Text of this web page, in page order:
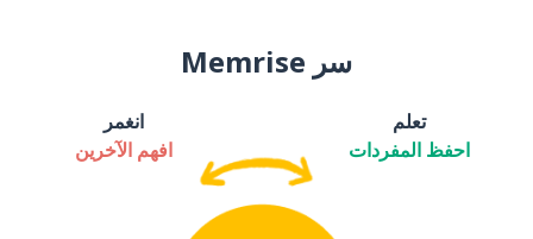
سر Memrise
تعلم
احفظ المفردات
انغمر
افهم الآخرين